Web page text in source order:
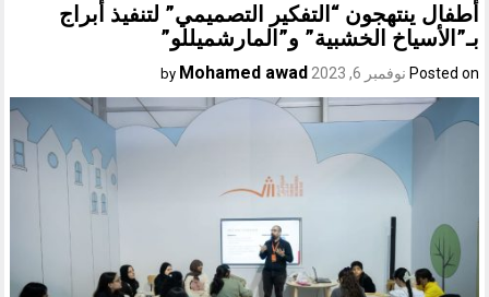
أطفال ينتهجون “التفكير التصميمي” لتنفيذ أبراج
بـ”الأسياخ الخشبية” و”المارشميللو”
Posted on نوفمبر 6, 2023 Mohamed awad